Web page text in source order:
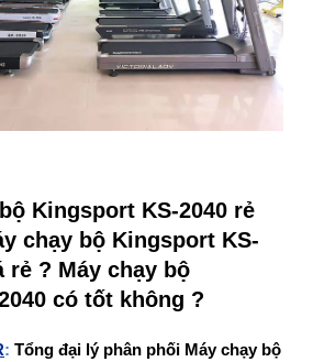
Kingsport KS-2040 rẻ
chạy bộ Kingsport KS-
rẻ ? Máy chạy bộ
có tốt không ?
: Tổng đại lý phân phối Máy chạy bộ